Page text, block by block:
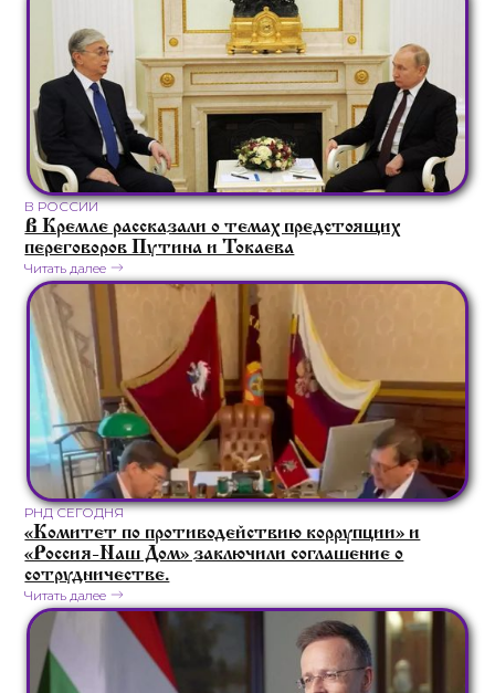
В РОССИИ
В Кремле рассказали о темах предстоящих
переговоров Путина и Токаева
Читать далее
РНД СЕГОДНЯ
«Комитет по противодействию коррупции» и
«Россия-Наш Дом» заключили соглашение о
сотрудничестве.
Читать далее